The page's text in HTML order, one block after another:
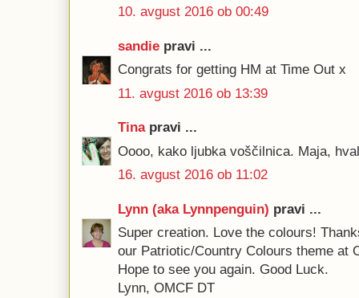
10. avgust 2016 ob 00:49
sandie pravi ...
Congrats for getting HM at Time Out x
11. avgust 2016 ob 13:39
Tinapravi ...
Oooo, kako ljubka voščilnica. Maja,
16. avgust 2016 ob 11:02
Lynn (aka Lynnpenguin) pravi ...
Super creation. Love the colours!
our Patriotic/Country Colours theme at
Hope to see you again. Good Luck.
Lynn, OMCF DT